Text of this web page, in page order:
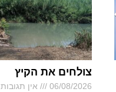
צולחים את הקיץ
06/08/2026 אין תגובות